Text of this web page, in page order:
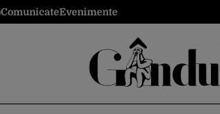
ComunicateEvenimente